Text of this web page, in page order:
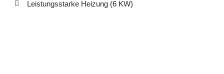
Leistungsstarke Heizung (6 KW)